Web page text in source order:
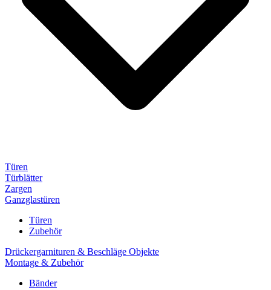
Türen
Türblätter
Zargen
Ganzglastüren
Türen
Zubehör
Drückergarnituren & Beschläge Objekte
Montage & Zubehör
Bänder